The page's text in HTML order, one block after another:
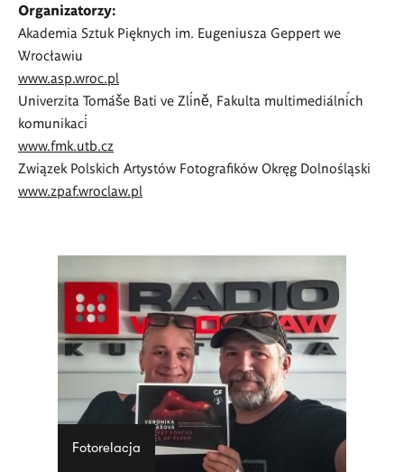
Organizatorzy:
Akademia Sztuk Pięknych im. Eugeniusza Geppert we
Wrocławiu
www.asp.wroc.pl
Univerzita Tomáše Bati ve Zlíně, Fakulta multimediálních
komunikací
www.fmk.utb.cz
Związek Polskich Artystów Fotografików Okręg Dolnośląski
www.zpaf.wroclaw.pl
Fotorelacja